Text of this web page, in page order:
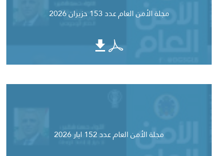
مجلة الأمن العام عدد 153 حزيران 2026
مجلة الأمن العام عدد 152 ايار 2026